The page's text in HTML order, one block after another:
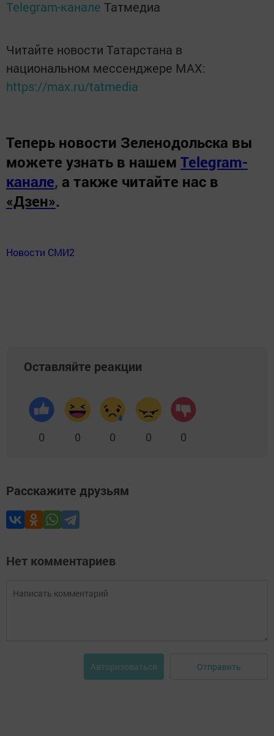
Telegram-канале Татмедиа
Читайте новости Татарстана в
национальном мессенджере MАХ:
https://max.ru/tatmedia
Теперь новости Зеленодольска вы
можете узнать в нашем Telegram-
канале, а также читайте нас в
«Дзен».
Новости СМИ2
Оставляйте реакции
0 0 0 0 0
Расскажите друзьям
Нет комментариев
Авторизоваться Отправить